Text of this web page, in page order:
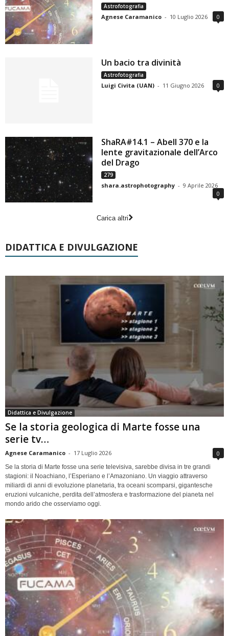
Astrofotografia
Agnese Caramanico - 10 Luglio 2026 0
Un bacio tra divinità
Astrofotografia
Luigi Civita (UAN) - 11 Giugno 2026 0
ShaRA#14.1 – Abell 370 e la
lente gravitazionale dell’Arco
del Drago
279
shara.astrophotography - 9 Aprile 2026
0
Carica altri
DIDATTICA E DIVULGAZIONE
Didattica e Divulgazione
Se la storia geologica di Marte fosse una
serie tv…
Agnese Caramanico - 17 Luglio 2026 0
Se la storia di Marte fosse una serie televisiva, sarebbe divisa in tre grandi
stagioni: il Noachiano, l’Esperiano e l’Amazoniano. Un viaggio attraverso
miliardi di anni di evoluzione planetaria, tra oceani scomparsi, gigantesche
eruzioni vulcaniche, perdita dell’atmosfera e trasformazione del pianeta nel
mondo arido che osserviamo oggi.